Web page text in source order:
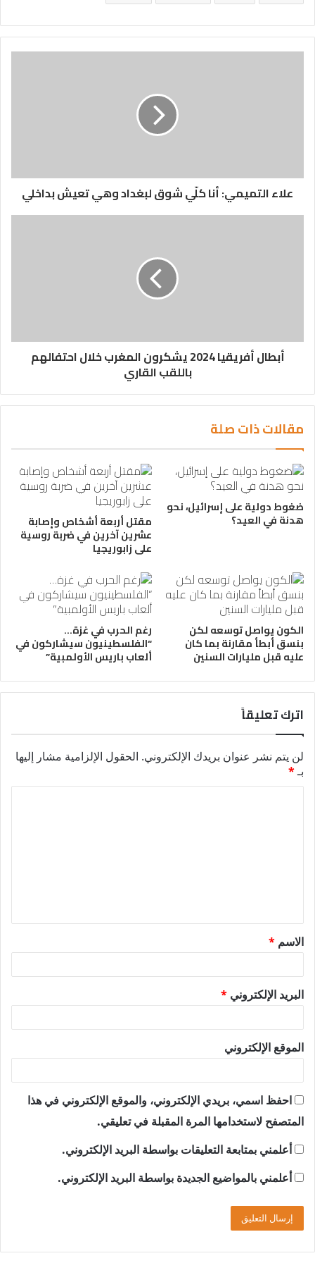
علاء التميمي: أنا كلّي شوق لبغداد وهي تعيش بداخلي
أبطال أفريقيا 2024 يشكرون المغرب خلال احتفالهم
باللقب القاري
مقالات ذات صلة
ضغوط دولية على إسرائيل، نحو
هدنة في العيد؟ مقتل أربعة أشخاص وإصابة
عشرين آخرين في ضربة روسية
على زابوريجيا
الكون يواصل توسعه لكن
بنسق أبطأ مقارنة بما كان
عليه قبل مليارات السنين
رغم الحرب في غزة…
“الفلسطينيون سيشاركون في
ألعاب باريس الأولمبية”
اترك تعليقاً
لن يتم نشر عنوان بريدك الإلكتروني. الحقول الإلزامية مشار إليها
بـ*
ق
*
الاسم *
البريد الإلكتروني *
الموقع الإلكتروني
احفظ اسمي، بريدي الإلكتروني، والموقع الإلكتروني في هذا
المتصفح لاستخدامها المرة المقبلة في تعليقي.
أعلمني بمتابعة التعليقات بواسطة البريد الإلكتروني.
أعلمني بالمواضيع الجديدة بواسطة البريد الإلكتروني.